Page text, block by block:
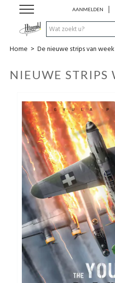
AANMELDEN
Strips
Comics
Nieuwsberichten
Pre release
Cadeaubon
RPG Sale
Home > De nieuwe strips van
NIEUWE STRIPS